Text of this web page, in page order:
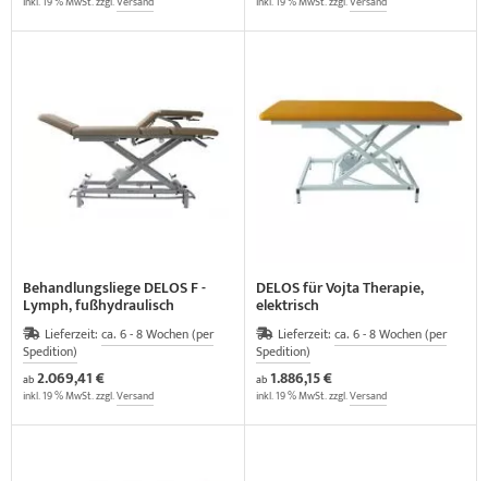
Behandlungsliege DELOS F -
Lymph, fußhydraulisch
Lieferzeit: ca. 6 - 8 Wochen (per
Spedition)
ab2.069,41 €
inkl. 19 % MwSt. zzgl.Versand
DELOS für Vojta Therapie,
elektrisch
Lieferzeit: ca. 6 - 8 Wochen (per
Spedition)
ab1.886,15 €
inkl. 19 % MwSt. zzgl.Versand